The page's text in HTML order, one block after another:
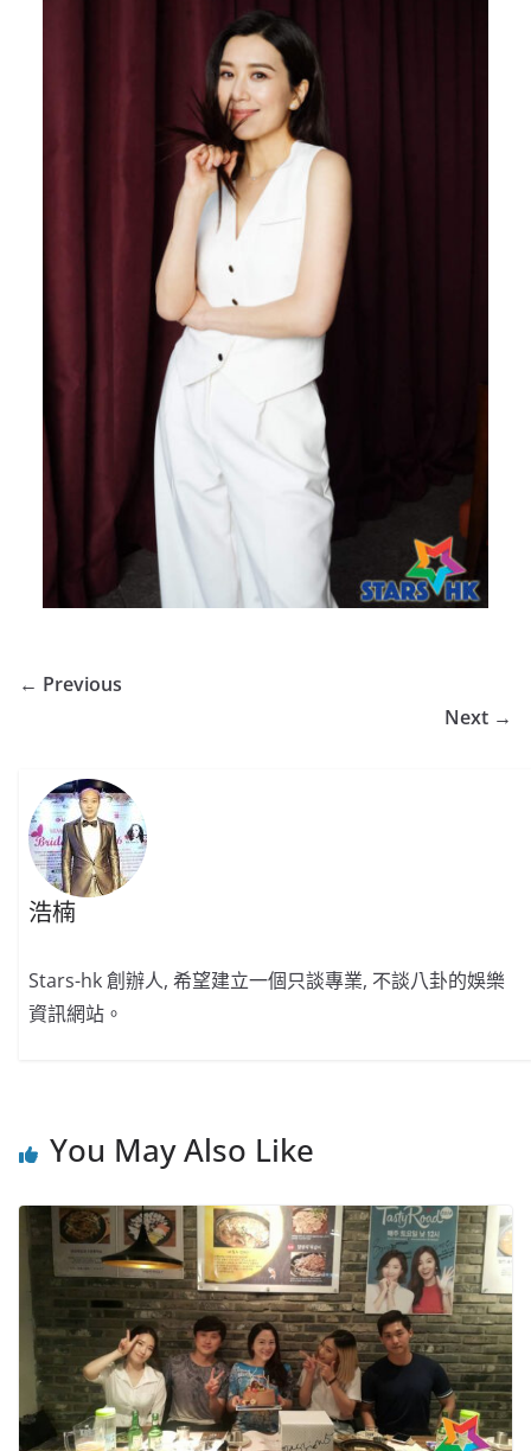
← Previous
Next →
浩楠
Stars-hk 創辦人, 希望建立一個只談專業, 不談八卦的娛樂
資訊網站。
You May Also Like